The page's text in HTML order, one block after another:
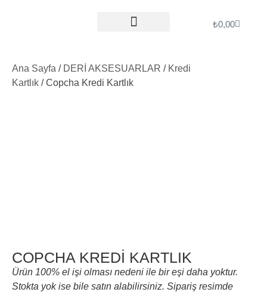
₺0,00
Ana Sayfa / DERİ AKSESUARLAR / Kredi
Kartlık / Copcha Kredi Kartlık
COPCHA KREDI KARTLIK
Ürün 100% el işi olması nedeni ile bir eşi daha yoktur.
Stokta yok ise bile satın alabilirsiniz. Sipariş resimde